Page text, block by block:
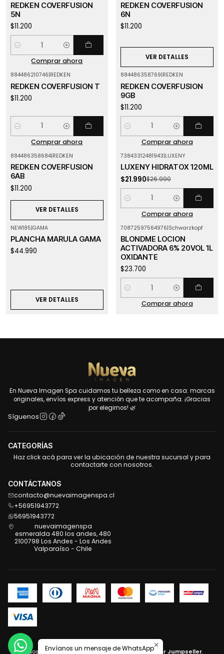
REDKEN COVERFUSION
5N
$11.200
Cantidad
Comprar ahora
REDKEN COVERFUSION
6N
$11.200
VER DETALLES
884486210746|REDKEN
REDKEN COVERFUSION T
$11.200
Cantidad
Comprar ahora
884486358769|REDKEN
REDKEN COVERFUSION
9GB
$11.200
Cantidad
Comprar ahora
884486358684|REDKEN
REDKEN COVERFUSION
6AB
$11.200
VER DETALLES
73843312481943|LUXENY
LUXENY HIDRATOX 120ML
$21.990$26.990
Cantidad
Comprar ahora
NEW185|GAMA
PLANCHA MARULA GAMA
$44.990
VER DETALLES
70872597564976|Schwarzkopf
BLONDME LOCION
ACTIVADORA 6% 20VOL 1L
OXIDANTE
$23.700
Cantidad
Comprar ahora
En Nueva Imagen Spa cuidamos tu belleza como en casa: marcas
originales, envíos express y atención que te acompaña. ¡Gracias
por elegirnos! 🌿
Síguenos
CATEGORÍAS
Haz click acá para ver la ubicación de nuestra sucursal y para
contactarte con nosotros.
CONTÁCTANOS
contacto@nuevaimagenspa.cl
+56951943772
56951943772
nuevaimagenspa
esmeralda 480 los andes, 480
2100798 Los Andes - Los Andes
Valparaíso - Chile
Todos los derechos reservados.Desarrollado por Jumpseller.
Envíanos un mensaje de WhatsApp